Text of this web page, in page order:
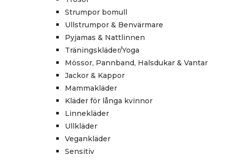
Strumpor bomull
Ullstrumpor & Benvärmare
Pyjamas & Nattlinnen
Träningskläder/Yoga
Mössor, Pannband, Halsdukar & Vantar
Jackor & Kappor
Mammakläder
Kläder för långa kvinnor
Linnekläder
Ullkläder
Vegankläder
Sensitiv